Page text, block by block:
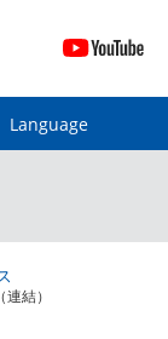
結）